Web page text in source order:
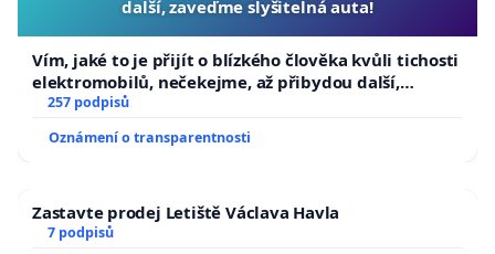
další, zaveďme slyšitelná auta!
Vím, jaké to je přijít o blízkého člověka kvůli tichosti
elektromobilů, nečekejme, až přibydou další,
zaveďme slyšitelná auta!
257 podpisů
Oznámení o transparentnosti
Zastavte prodej Letiště Václava Havla
7 podpisů